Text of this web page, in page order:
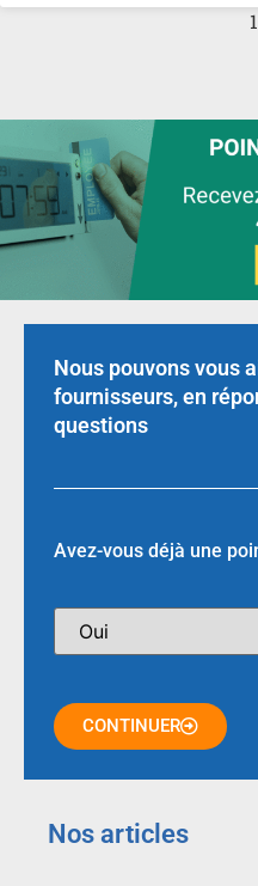
1
Nous pouvons vous
fournisseurs, en
questions
Avez-vous déjà une
CONTINUER
Nos articles